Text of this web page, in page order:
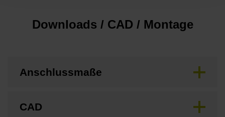
Downloads / CAD / Montage
Anschlussmaße
CAD